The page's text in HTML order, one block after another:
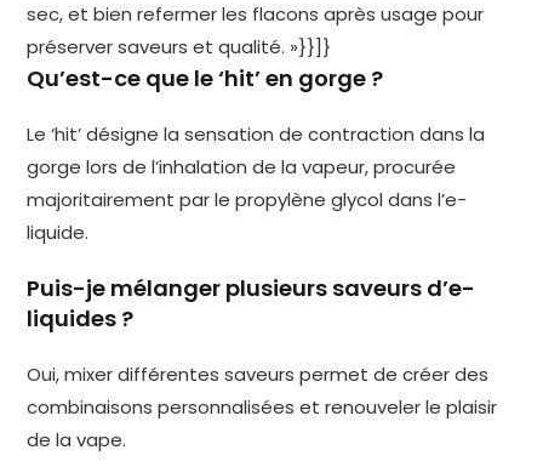
sec, et bien refermer les flacons après usage pour
préserver saveurs et qualité. »}}]}
Qu’est-ce que le ‘hit’ en gorge ?
Le ‘hit’ désigne la sensation de contraction dans la
gorge lors de l’inhalation de la vapeur, procurée
majoritairement par le propylène glycol dans l’e-
liquide.
Puis-je mélanger plusieurs saveurs d’e-
liquides ?
Oui, mixer différentes saveurs permet de créer des
combinaisons personnalisées et renouveler le plaisir
de la vape.